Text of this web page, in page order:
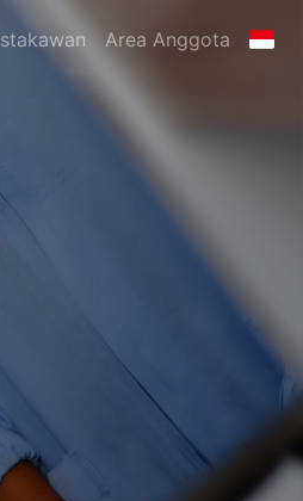
Area Anggota